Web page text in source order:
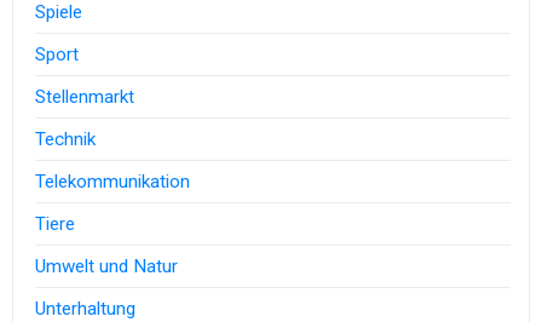
Spiele
Sport
Stellenmarkt
Technik
Telekommunikation
Tiere
Umwelt und Natur
Unterhaltung